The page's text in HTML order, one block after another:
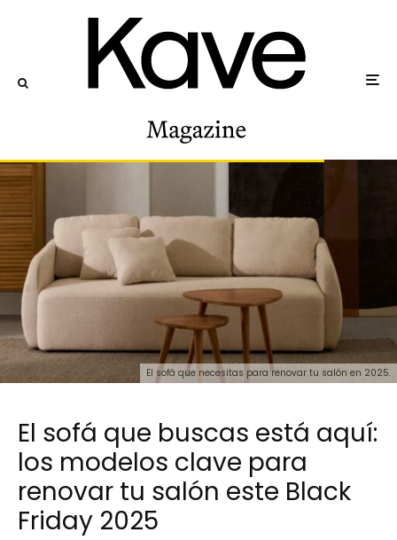
El sofá que necesitas para renovar tu salón en 2025.
El sofá que buscas está aquí:
los modelos clave para
renovar tu salón este Black
Friday 2025